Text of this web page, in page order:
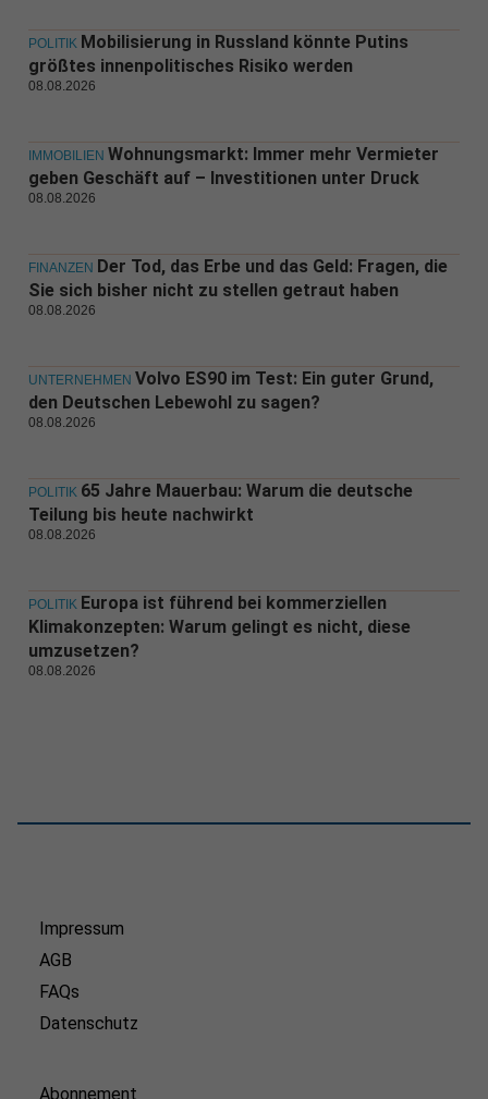
POLITIK Mobilisierung in Russland könnte Putins
größtes innenpolitisches Risiko werden
08.08.2026
IMMOBILIEN Wohnungsmarkt: Immer mehr Vermieter
geben Geschäft auf – Investitionen unter Druck
08.08.2026
FINANZEN Der Tod, das Erbe und das Geld: Fragen, die
Sie sich bisher nicht zu stellen getraut haben
08.08.2026
UNTERNEHMEN Volvo ES90 im Test: Ein guter Grund,
den Deutschen Lebewohl zu sagen?
08.08.2026
POLITIK 65 Jahre Mauerbau: Warum die deutsche
Teilung bis heute nachwirkt
08.08.2026
POLITIK Europa ist führend bei kommerziellen
Klimakonzepten: Warum gelingt es nicht, diese
umzusetzen?
08.08.2026
Impressum
AGB
FAQs
Datenschutz
Abonnement